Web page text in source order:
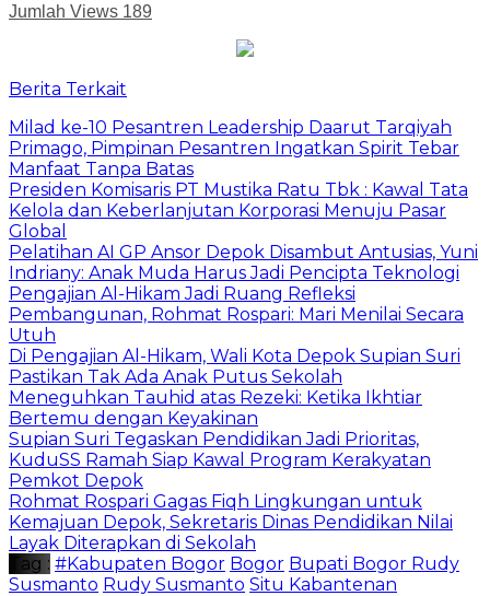
Jumlah Views 189
Berita Terkait
Milad ke-10 Pesantren Leadership Daarut Tarqiyah
Primago, Pimpinan Pesantren Ingatkan Spirit Tebar
Manfaat Tanpa Batas
Presiden Komisaris PT Mustika Ratu Tbk : Kawal Tata
Kelola dan Keberlanjutan Korporasi Menuju Pasar
Global
Pelatihan AI GP Ansor Depok Disambut Antusias, Yuni
Indriany: Anak Muda Harus Jadi Pencipta Teknologi
Pengajian Al-Hikam Jadi Ruang Refleksi
Pembangunan, Rohmat Rospari: Mari Menilai Secara
Utuh
Di Pengajian Al-Hikam, Wali Kota Depok Supian Suri
Pastikan Tak Ada Anak Putus Sekolah
Meneguhkan Tauhid atas Rezeki: Ketika Ikhtiar
Bertemu dengan Keyakinan
Supian Suri Tegaskan Pendidikan Jadi Prioritas,
KuduSS Ramah Siap Kawal Program Kerakyatan
Pemkot Depok
Rohmat Rospari Gagas Fiqh Lingkungan untuk
Kemajuan Depok, Sekretaris Dinas Pendidikan Nilai
Layak Diterapkan di Sekolah
Tag : #Kabupaten Bogor Bogor Bupati Bogor Rudy
Susmanto Rudy Susmanto Situ Kabantenan